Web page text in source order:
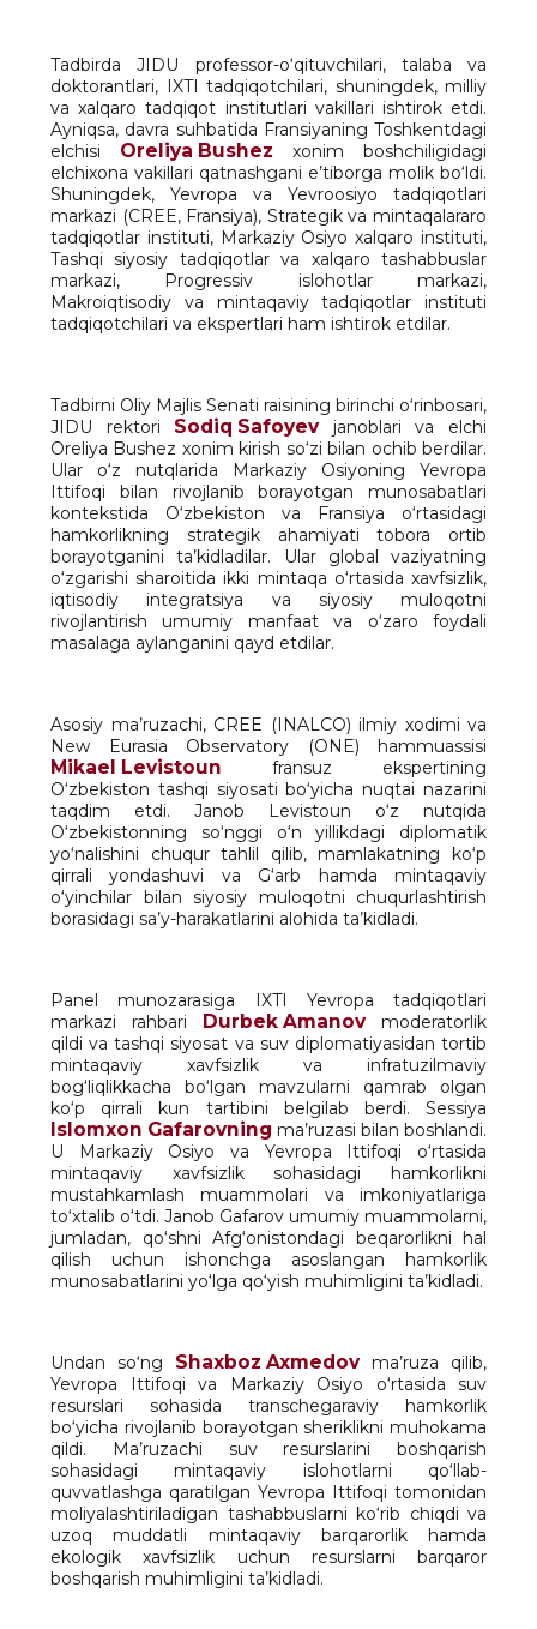
Tadbirda JIDU professor-o‘qituvchilari, talaba va
doktorantlari, IXTI tadqiqotchilari, shuningdek, milliy
va xalqaro tadqiqot institutlari vakillari ishtirok etdi.
Ayniqsa, davra suhbatida Fransiyaning Toshkentdagi
elchisi Oreliya Bushez xonim boshchiligidagi
elchixona vakillari qatnashgani e’tiborga molik bo‘ldi.
Shuningdek, Yevropa va Yevroosiyo tadqiqotlari
markazi (CREE, Fransiya), Strategik va mintaqalararo
tadqiqotlar instituti, Markaziy Osiyo xalqaro instituti,
Tashqi siyosiy tadqiqotlar va xalqaro tashabbuslar
markazi, Progressiv islohotlar markazi,
Makroiqtisodiy va mintaqaviy tadqiqotlar instituti
tadqiqotchilari va ekspertlari ham ishtirok etdilar.
Tadbirni Oliy Majlis Senati raisining birinchi o‘rinbosari,
JIDU rektori Sodiq Safoyevjanoblari va elchi
Oreliya Bushez xonim kirish so‘zi bilan ochib berdilar.
Ular o‘z nutqlarida Markaziy Osiyoning Yevropa
Ittifoqi bilan rivojlanib borayotgan munosabatlari
kontekstida O‘zbekiston va Fransiya o‘rtasidagi
hamkorlikning strategik ahamiyati tobora ortib
borayotganini ta’kidladilar. Ular global vaziyatning
o‘zgarishi sharoitida ikki mintaqa o‘rtasida xavfsizlik,
iqtisodiy integratsiya va siyosiy muloqotni
rivojlantirish umumiy manfaat va o‘zaro foydali
masalaga aylanganini qayd etdilar.
Asosiy ma’ruzachi, CREE (INALCO) ilmiy xodimi va
New Eurasia Observatory (ONE) hammuassisi
Mikael Levistoun fransuz ekspertining
O‘zbekiston tashqi siyosati bo‘yicha nuqtai nazarini
taqdim etdi. Janob Levistoun o‘z nutqida
O‘zbekistonning so‘nggi o‘n yillikdagi diplomatik
yo‘nalishini chuqur tahlil qilib, mamlakatning ko‘p
qirrali yondashuvi va G‘arb hamda mintaqaviy
o‘yinchilar bilan siyosiy muloqotni chuqurlashtirish
borasidagi sa’y-harakatlarini alohida ta’kidladi.
Panel munozarasiga IXTI Yevropa tadqiqotlari
markazi rahbari Durbek Amanovmoderatorlik
qildi va tashqi siyosat va suv diplomatiyasidan tortib
mintaqaviy xavfsizlik va infratuzilmaviy
bog‘liqlikkacha bo‘lgan mavzularni qamrab olgan
ko‘p qirrali kun tartibini belgilab berdi. Sessiya
Islomxon Gafarovning ma’ruzasi bilan boshlandi.
U Markaziy Osiyo va Yevropa Ittifoqi o‘rtasida
mintaqaviy xavfsizlik sohasidagi hamkorlikni
mustahkamlash muammolari va imkoniyatlariga
to‘xtalib o‘tdi. Janob Gafarov umumiy muammolarni,
jumladan, qo‘shni Afg‘onistondagi beqarorlikni hal
qilish uchun ishonchga asoslangan hamkorlik
munosabatlarini yo‘lga qo‘yish muhimligini ta’kidladi.
Undan so‘ng Shaxboz Axmedovma’ruza qilib,
Yevropa Ittifoqi va Markaziy Osiyo o‘rtasida suv
resurslari sohasida transchegaraviy hamkorlik
bo‘yicha rivojlanib borayotgan sheriklikni muhokama
qildi. Ma’ruzachi suv resurslarini boshqarish
sohasidagi mintaqaviy islohotlarni qo‘llab-
quvvatlashga qaratilgan Yevropa Ittifoqi tomonidan
moliyalashtiriladigan tashabbuslarni ko‘rib chiqdi va
uzoq muddatli mintaqaviy barqarorlik hamda
ekologik xavfsizlik uchun resurslarni barqaror
boshqarish muhimligini ta’kidladi.